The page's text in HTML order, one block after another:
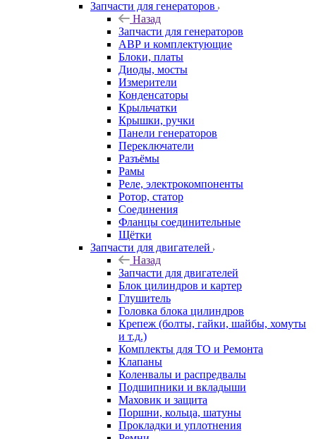
Запчасти для генераторов
Назад
Запчасти для генераторов
АВР и комплектующие
Блоки, платы
Диоды, мосты
Измерители
Конденсаторы
Крыльчатки
Крышки, ручки
Панели генераторов
Переключатели
Разъёмы
Рамы
Реле, электрокомпоненты
Ротор, статор
Соединения
Фланцы соединительные
Щётки
Запчасти для двигателей
Назад
Запчасти для двигателей
Блок цилиндров и картер
Глушитель
Головка блока цилиндров
Крепеж (болты, гайки, шайбы, хомуты
и т.д.)
Комплекты для ТО и Ремонта
Клапаны
Коленвалы и распредвалы
Подшипники и вкладыши
Маховик и защита
Поршни, кольца, шатуны
Прокладки и уплотнения